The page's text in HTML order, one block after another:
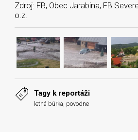
Zdroj: FB, Obec Jarabina, FB
o.z.
Tagy k reportáži
letná búrka, povodne